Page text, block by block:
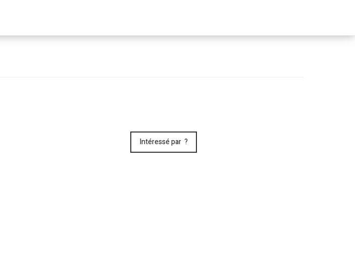
le
Intéressé par ?